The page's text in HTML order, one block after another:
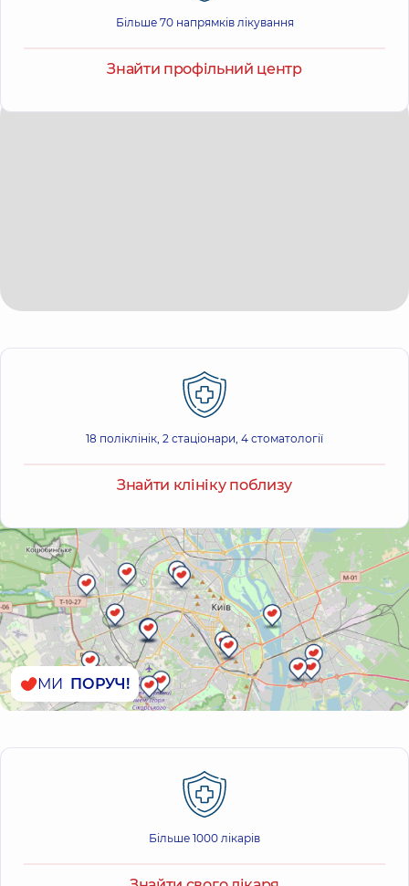
Більше 70 напрямків лікування
Знайти профільний центр
18 поліклінік, 2 стаціонари, 4 стоматології
Знайти клініку поблизу
МИ ПОРУЧ!
Більше 1000 лікарів